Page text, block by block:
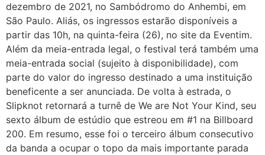
dezembro de 2021, no Sambódromo do Anhembi, em
São Paulo. Aliás, os ingressos estarão disponíveis a
partir das 10h, na quinta-feira (26), no site da Eventim.
Além da meia-entrada legal, o festival terá também uma
meia-entrada social (sujeito à disponibilidade), com
parte do valor do ingresso destinado a uma instituição
beneficente a ser anunciada. De volta à estrada, o
Slipknot retornará a turnê de We are Not Your Kind, seu
sexto álbum de estúdio que estreou em #1 na Billboard
200. Em resumo, esse foi o terceiro álbum consecutivo
da banda a ocupar o topo da mais importante parada